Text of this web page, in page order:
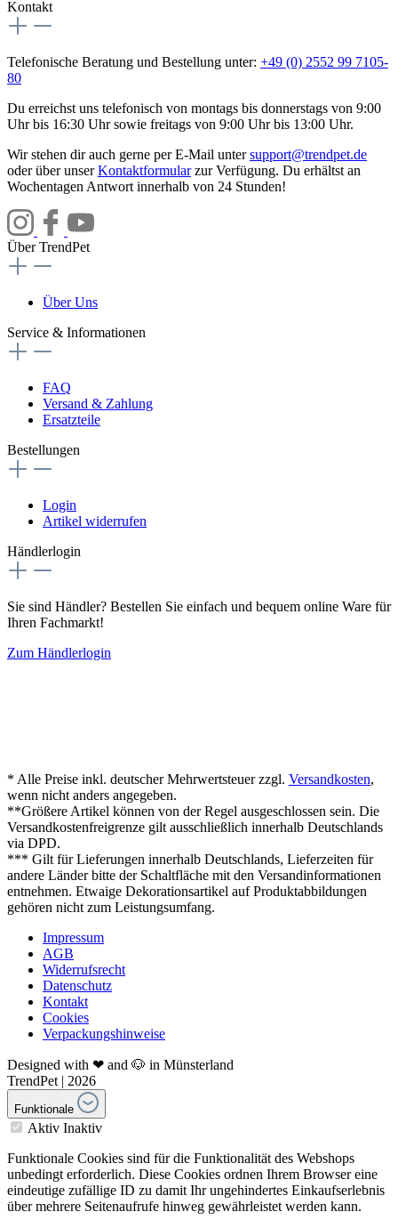
Kontakt
Telefonische Beratung und Bestellung unter: +49 (0) 2552 99 7105-
80
Du erreichst uns telefonisch von montags bis donnerstags von 9:00
Uhr bis 16:30 Uhr sowie freitags von 9:00 Uhr bis 13:00 Uhr.
Wir stehen dir auch gerne per E-Mail untersupport@trendpet.de
oder über unserKontaktformularzur Verfügung. Du erhältst an
Wochentagen Antwort innerhalb von 24 Stunden!
Über TrendPet
Über Uns
Service & Informationen
FAQ
Versand & Zahlung
Ersatzteile
Bestellungen
Login
Artikel widerrufen
Händlerlogin
Sie sind Händler? Bestellen Sie einfach und bequem online Ware für
Ihren Fachmarkt!
Zum Händlerlogin
* Alle Preise inkl. deutscher Mehrwertsteuer zzgl. Versandkosten,
wenn nicht anders angegeben.
**Größere Artikel können von der Regel ausgeschlossen sein. Die
Versandkostenfreigrenze gilt ausschließlich innerhalb Deutschlands
via DPD.
*** Gilt für Lieferungen innerhalb Deutschlands, Lieferzeiten für
andere Länder bitte der Schaltfläche mit den Versandinformationen
entnehmen. Etwaige Dekorationsartikel auf Produktabbildungen
gehören nicht zum Leistungsumfang.
Impressum
AGB
Widerrufsrecht
Datenschutz
Kontakt
Cookies
Verpackungshinweise
Designed with ❤ and 🐶 in Münsterland
TrendPet | 2026
Funktionale
Aktiv Inaktiv
Funktionale Cookies sind für die Funktionalität des Webshops
unbedingt erforderlich. Diese Cookies ordnen Ihrem Browser eine
eindeutige zufällige ID zu damit Ihr ungehindertes Einkaufserlebnis
über mehrere Seitenaufrufe hinweg gewährleistet werden kann.